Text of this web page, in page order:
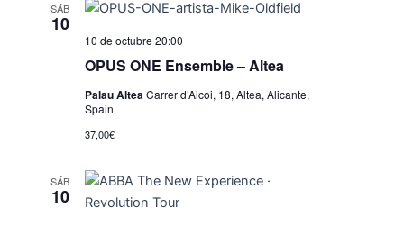
SÁB
10
OPUS ONE Ensemble – Altea
10 de octubre 20:00
Palau AlteaCarrer d’Alcoi, 18, Altea, Alicante,
Spain
37,00€
SÁB
10